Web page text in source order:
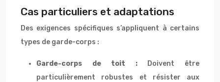
Cas particuliers et adaptations
Des exigences spécifiques s’appliquent à certains
types de garde-corps :
Garde-corps de toit :
Doivent être
particulièrement robustes et résister aux